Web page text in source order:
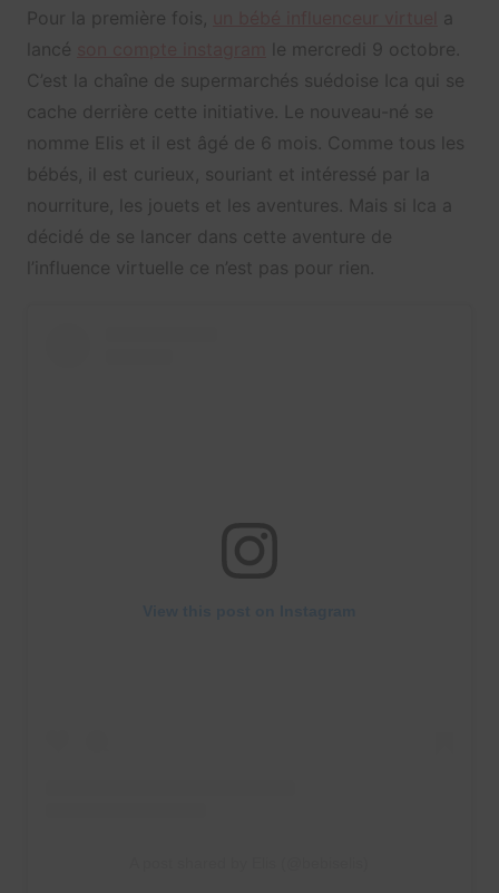
Pour la première fois,
a
lancé
le mercredi 9 octobre.
C’est la chaîne de supermarchés suédoise Ica qui se
cache derrière cette initiative. Le nouveau-né se
nomme Elis et il est âgé de 6 mois. Comme tous les
bébés, il est curieux, souriant et intéressé par la
nourriture, les jouets et les aventures. Mais si Ica a
décidé de se lancer dans cette aventure de
l’influence virtuelle ce n’est pas pour rien.